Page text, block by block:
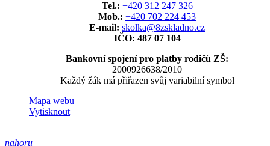
Tel.: +420 312 247 326
Mob.: +420 702 224 453
E-mail: skolka@8zskladno.cz
IČO: 487 07 104
Bankovní spojení pro platby rodičů ZŠ:
2000926638/2010
Každý žák má přiřazen svůj variabilní symbol
Mapa webu
Vytisknout
nahoru